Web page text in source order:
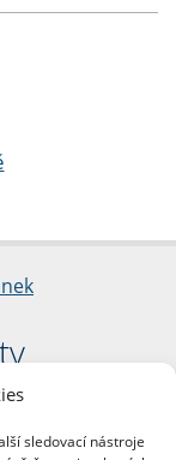
sledovací nástroje